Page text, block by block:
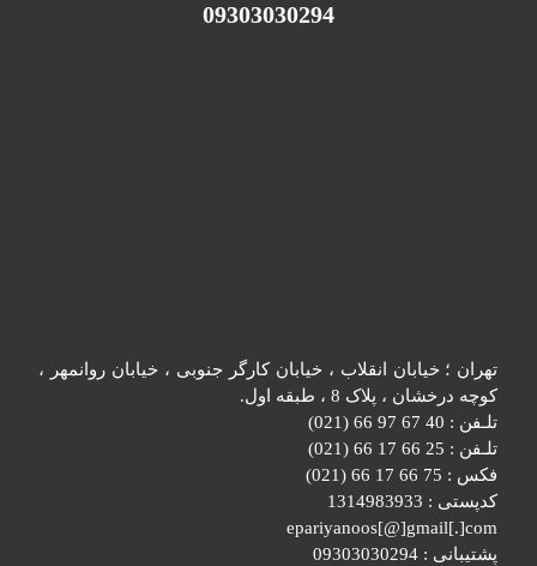
09303030294
تهران ؛ خیابان انقلاب ، خیابان کارگر جنوبی ، خیابان روانمهر ،
کوچه درخشان ، پلاک 8 ، طبقه اول.
تلـفن : 40 67 97 66 (021)
تلـفن : 25 66 17 66 (021)
فکس : 75 66 17 66 (021)
کدپستی : 1314983933
epariyanoos[@]gmail[.]com
پشتیبانی : 09303030294